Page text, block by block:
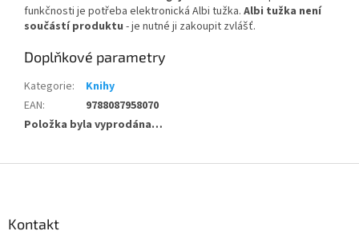
funkčnosti je potřeba elektronická Albi tužka. Albi tužka není
součástí produktu - je nutné ji zakoupit zvlášť.
Doplňkové parametry
Kategorie:
Knihy
EAN:
9788087958070
Položka byla vyprodána…
Kontakt